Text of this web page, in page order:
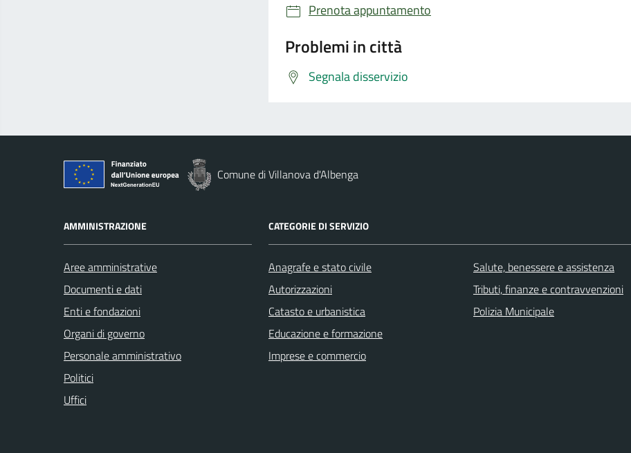
Prenota appuntamento
Problemi in città
Segnala disservizio
Comune di Villanova d'Albenga
AMMINISTRAZIONE
Aree amministrative
Documenti e dati
Enti e fondazioni
Organi di governo
Personale amministrativo
Politici
Uffici
CATEGORIE DI SERVIZIO
Anagrafe e stato civile
Autorizzazioni
Catasto e urbanistica
Educazione e formazione
Imprese e commercio
Salute, benessere e assistenza
Tributi, finanze e contravvenzioni
Polizia Municipale